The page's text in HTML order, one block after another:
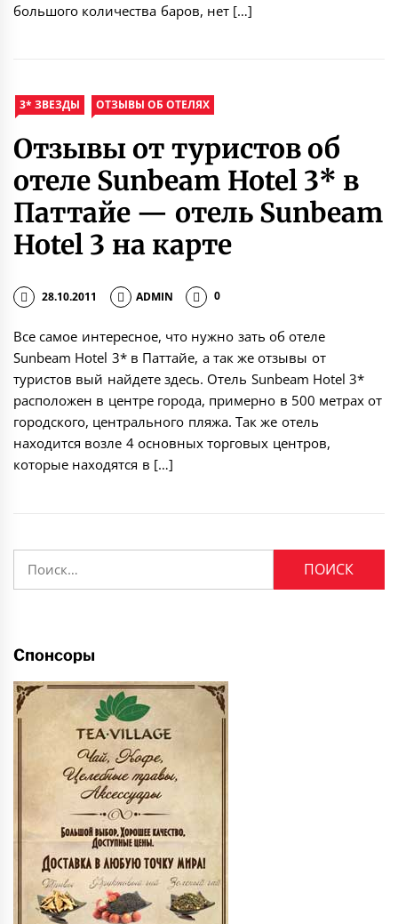
большого количества баров, нет […]
3* ЗВЕЗДЫ ОТЗЫВЫ ОБ ОТЕЛЯХ
Отзывы от туристов об
отеле Sunbeam Hotel 3* в
Паттайе — отель Sunbeam
Hotel 3 на карте
28.10.2011 ADMIN 0
Все самое интересное, что нужно зать об отеле
Sunbeam Hotel 3* в Паттайе, а так же отзывы от
туристов вый найдете здесь. Отель Sunbeam Hotel 3*
расположен в центре города, примерно в 500 метрах от
городского, центрального пляжа. Так же отель
находится возле 4 основных торговых центров,
которые находятся в […]
Спонсоры